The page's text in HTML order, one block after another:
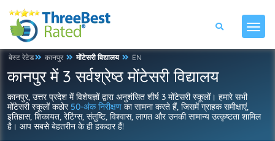
बेस्ट रेटेड कानपुर मोंटेसरी विद्यालय EN
कानपुर में 3 सर्वश्रेष्ठ मोंटेसरी विद्यालय
कानपुर, उत्तर प्रदेश में विशेषज्ञों द्वारा अनुशंसित शीर्ष 3 मोंटेसरी स्कूलों। हमारे सभी
मोंटेसरी स्कूलों कठोर 50-अंक निरीक्षण का सामना करते हैं, जिसमें ग्राहक समीक्षाएं,
इतिहास, शिकायत, रेटिंग्स, संतुष्टि, विश्वास, लागत और उनकी सामान्य उत्कृष्टता शामिल
है। आप सबसे बेहतरीन के ही हकदार हैं!